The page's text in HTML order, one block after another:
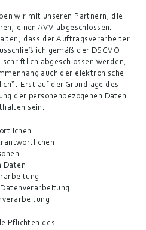
wir mit unseren Partnern, die
einen AVV abgeschlossen.
dass der Auftragsverarbeiter
gemäß der DSGVO
abgeschlossen werden,
auch der elektronische
Erst auf der Grundlage des
der personenbezogenen Daten.
sein:
Daten
Pflichten des